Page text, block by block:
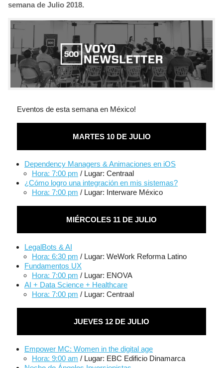
semana de Julio 2018.
Eventos de esta semana en México!
MARTES 10 DE JULIO
Dependency Managers & Animaciones en iOS
Hora: 7:00 pm / Lugar: Centraal
¿Cómo logro una integración en mis sistemas?
Hora: 7:00 pm / Lugar: Interware México
MIÉRCOLES 11 DE JULIO
LegalBots & AI
Hora: 6:30 pm / Lugar: WeWork Reforma Latino
Fundamentos UX
Hora: 7:00 pm / Lugar: ENOVA
AI + Data Science + Healthcare
Hora: 7:00 pm / Lugar: Centraal
JUEVES 12 DE JULIO
Empower MC: Women in the digital age
Hora: 9:00 am / Lugar: EBC Edificio Dinamarca